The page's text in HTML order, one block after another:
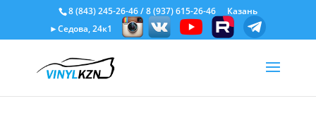
8 (843) 245-26-46/8 (937) 615-26-46
Казань
►Седова, 24к1